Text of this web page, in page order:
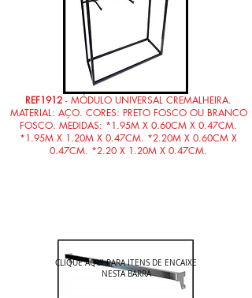
REF1912 - MÓDULO UNIVERSAL CREMALHEIRA.
MATERIAL: AÇO. CORES: PRETO FOSCO OU BRANCO
FOSCO. MEDIDAS: *1.95M X 0.60CM X 0.47CM.
*1.95M X 1.20M X 0.47CM. *2.20M X 0.60CM X
0.47CM. *2.20 X 1.20M X 0.47CM.
CLIQUE AQUI PARA ITENS DE ENCAIXE
NESTA BARRA